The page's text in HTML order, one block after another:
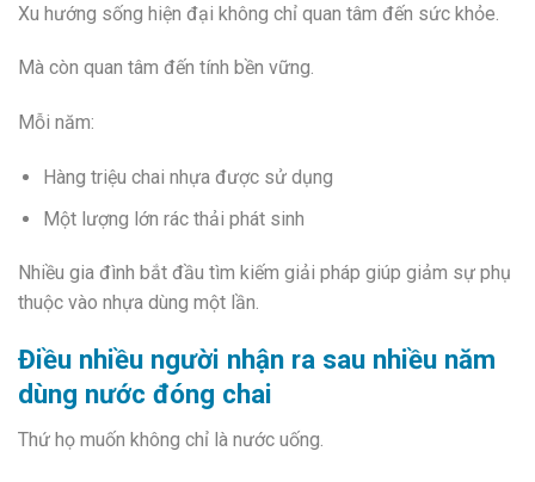
Xu hướng sống hiện đại không chỉ quan tâm đến sức khỏe.
Mà còn quan tâm đến tính bền vững.
Mỗi năm:
Hàng triệu chai nhựa được sử dụng
Một lượng lớn rác thải phát sinh
Nhiều gia đình bắt đầu tìm kiếm giải pháp giúp giảm sự phụ
thuộc vào nhựa dùng một lần.
Điều nhiều người nhận ra sau nhiều năm
dùng nước đóng chai
Thứ họ muốn không chỉ là nước uống.